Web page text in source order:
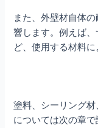
また、外壁材自体
響します。例えば
ど、使用する材料に
塗料、シーリング
については次の章